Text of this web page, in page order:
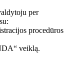
per
procedūros
veiklą.